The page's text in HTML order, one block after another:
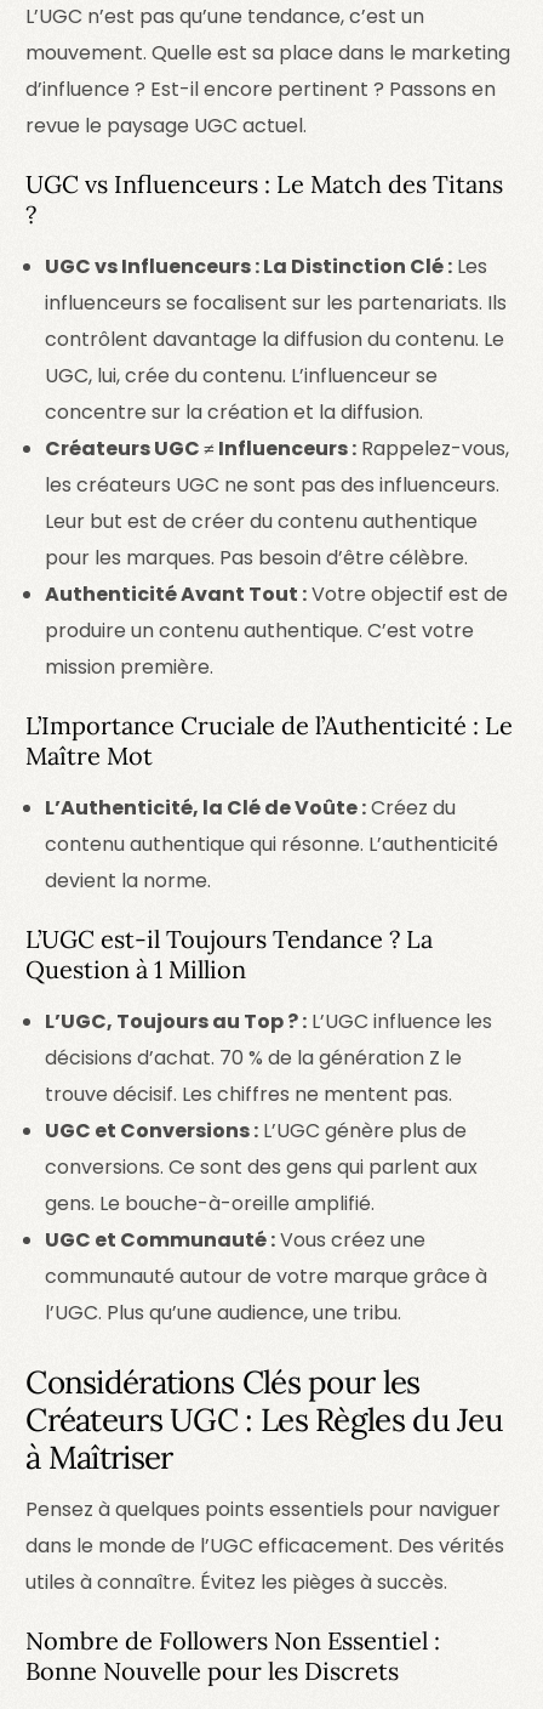
L’UGC n’est pas qu’une tendance, c’est un
mouvement. Quelle est sa place dans le marketing
d’influence ? Est-il encore pertinent ? Passons en
revue le paysage UGC actuel.
UGC vs Influenceurs : Le Match des Titans
?
UGC vs Influenceurs : La Distinction Clé : Les
influenceurs se focalisent sur les partenariats. Ils
contrôlent davantage la diffusion du contenu. Le
UGC, lui, crée du contenu. L’influenceur se
concentre sur la création et la diffusion.
Créateurs UGC ≠ Influenceurs : Rappelez-vous,
les créateurs UGC ne sont pas des influenceurs.
Leur but est de créer du contenu authentique
pour les marques. Pas besoin d’être célèbre.
Authenticité Avant Tout :Votre objectif est de
produire un contenu authentique. C’est votre
mission première.
L’Importance Cruciale de l’Authenticité : Le
Maître Mot
L’Authenticité, la Clé de Voûte :Créez du
contenu authentique qui résonne. L’authenticité
devient la norme.
L’UGC est-il Toujours Tendance ? La
Question à 1 Million
L’UGC, Toujours au Top ? : L’UGC influence les
décisions d’achat. 70 % de la génération Z le
trouve décisif. Les chiffres ne mentent pas.
UGC et Conversions : L’UGC génère plus de
conversions. Ce sont des gens qui parlent aux
gens. Le bouche-à-oreille amplifié.
UGC et Communauté :Vous créez une
communauté autour de votre marque grâce à
l’UGC. Plus qu’une audience, une tribu.
Considérations Clés pour les
Créateurs UGC : Les Règles du Jeu
à Maîtriser
Pensez à quelques points essentiels pour naviguer
dans le monde de l’UGC efficacement. Des vérités
utiles à connaître. Évitez les pièges à succès.
Nombre de Followers Non Essentiel :
Bonne Nouvelle pour les Discrets
login